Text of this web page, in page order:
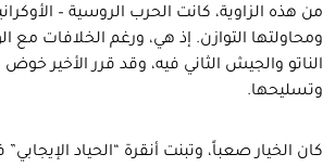
من هذه الزاوية، كانت الحرب الروسية –
ومحاولتها التوازن. إذ هي، ورغم الخلافات
الناتو والجيش الثاني فيه، وقد قرر الأخير
وتسليحها.
كان الخيار صعباً، وتبنت أنقرة “الحياد